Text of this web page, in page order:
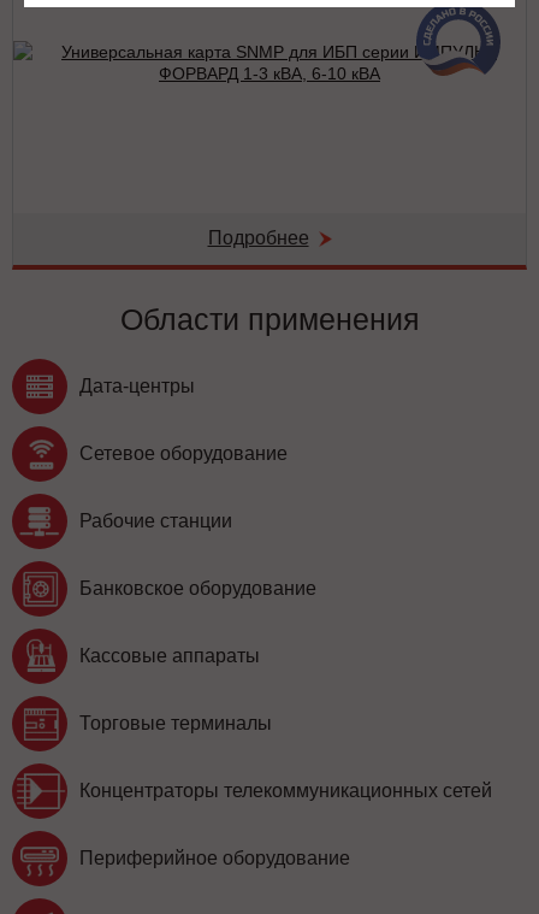
Подробнее
Области применения
Дата-центры
Сетевое оборудование
Рабочие станции
Банковское оборудование
Кассовые аппараты
Торговые терминалы
Концентраторы телекоммуникационных сетей
Периферийное оборудование